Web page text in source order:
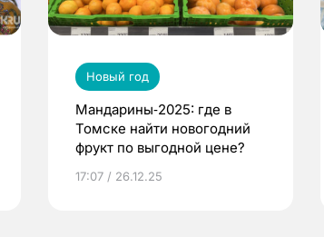
Новый год
Мандарины‑2025: где в
Томске найти новогодний
фрукт по выгодной цене?
17:07 / 26.12.25